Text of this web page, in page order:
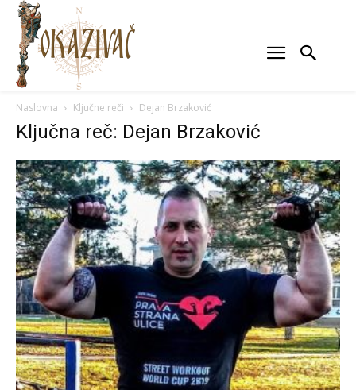
Naslovna Ključne reči Dejan Brzaković
Ključna reč: Dejan Brzaković